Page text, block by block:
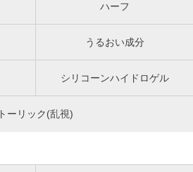
ハーフ
うるおい成分
シリコーンハイドロゲル
トーリック(乱視)